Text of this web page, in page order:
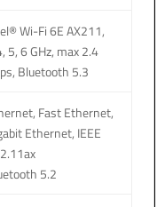
Wi-Fi 6E AX211,
5, 6 GHz, max 2.4
Bluetooth 5.3
Fast Ethernet,
Ethernet, IEEE
5.2